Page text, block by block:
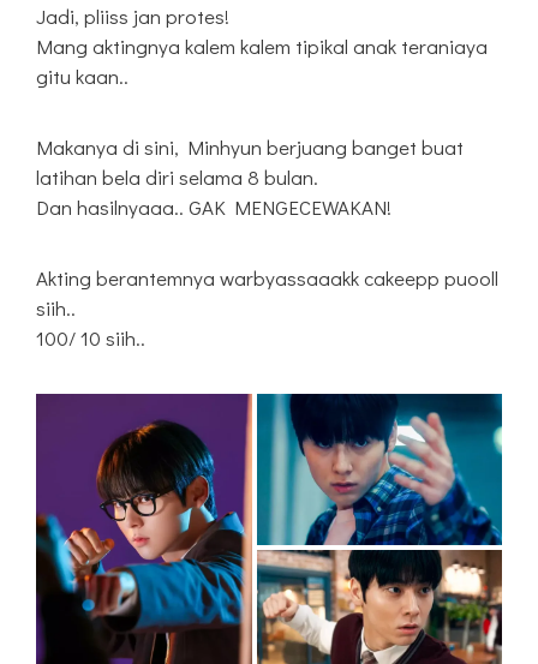
Jadi, pliiss jan protes!
Mang aktingnya kalem kalem tipikal anak teraniaya
gitu kaan..
Makanya di sini, Minhyun berjuang banget buat
latihan bela diri selama 8 bulan.
Dan hasilnyaaa.. GAK MENGECEWAKAN!
Akting berantemnya warbyassaaakk cakeepp puooll
siih..
100/ 10 siih..